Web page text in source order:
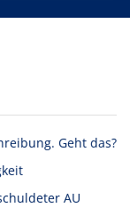
Geht das?
AU